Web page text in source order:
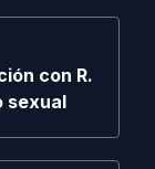
con R.
sexual